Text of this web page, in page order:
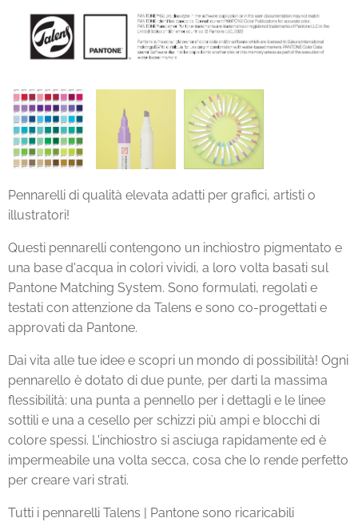
Pennarelli di qualità elevata adatti per grafici, artisti o
illustratori!
Questi pennarelli contengono un inchiostro pigmentato e
una base d'acqua in colori vividi, a loro volta basati sul
Pantone Matching System. Sono formulati, regolati e
testati con attenzione da Talens e sono co-progettati e
approvati da Pantone.
Dai vita alle tue idee e scopri un mondo di possibilità! Ogni
pennarello è dotato di due punte, per darti la massima
flessibilità: una punta a pennello per i dettagli e le linee
sottili e una a cesello per schizzi più ampi e blocchi di
colore spessi. L'inchiostro si asciuga rapidamente ed è
impermeabile una volta secca, cosa che lo rende perfetto
per creare vari strati.
Tutti i pennarelli Talens | Pantone sono ricaricabili